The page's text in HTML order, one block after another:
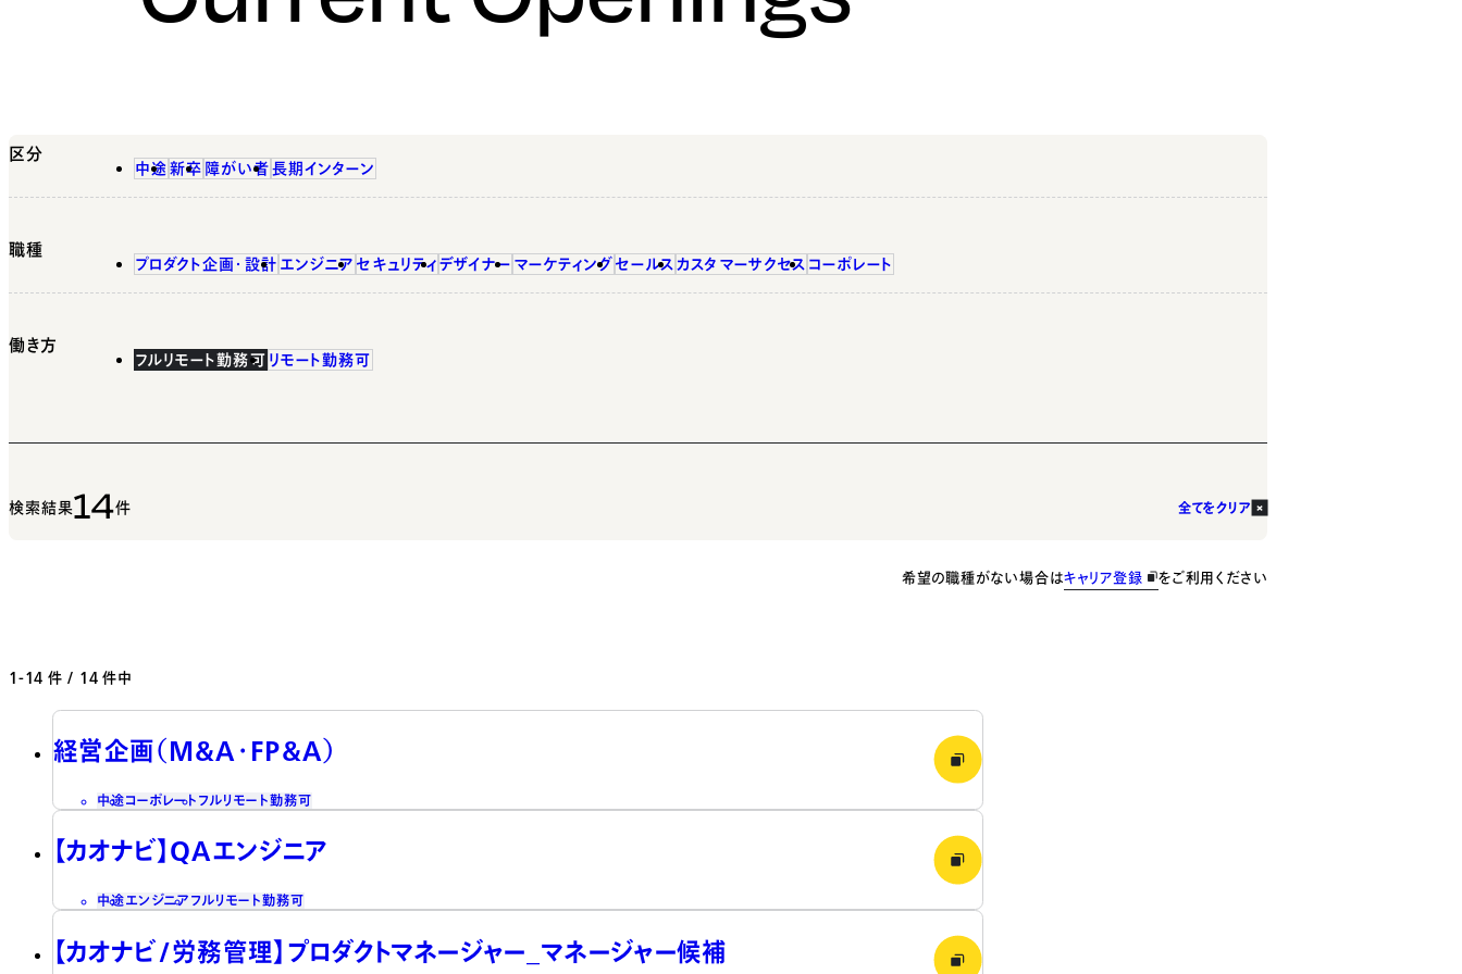
区分
中途 新卒 障がい者 長期インターン
職種
プロダクト企画・設計 エンジニア セキュリティ デザイナー マーケティング セールス カスタマーサクセス コーポレート
働き方
フルリモート勤務可 リモート勤務可
検索結果14件 全てをクリア
希望の職種がない場合はキャリア登録 をご利用ください
1-14 件 / 14 件中
経営企画（M&A・FP&A）
中途コーポレート フルリモート勤務可
【カオナビ】QAエンジニア
中途エンジニア フルリモート勤務可
【カオナビ/労務管理】プロダクトマネージャー_マネージャー候補